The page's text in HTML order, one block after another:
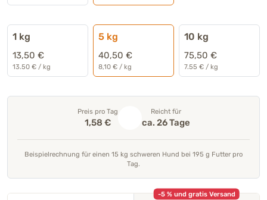
1 kg
13,50 €
13.50 € / kg
5 kg
40,50 €
8,10 € / kg
10 kg
75,50 €
7.55 € / kg
Preis pro Tag
1,58 €
Reicht für
ca. 26 Tage
Beispielrechnung für einen 15 kg schweren Hund bei 195 g Futter pro
Tag.
-5 % und gratis Versand